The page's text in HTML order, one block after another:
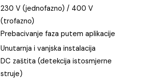
230 V (jednofazno) / 400 V
(trofazno)
Prebacivanje faza putem aplikacije
Unutarnja i vanjska instalacija
DC zaštita (detekcija istosmjerne
struje)